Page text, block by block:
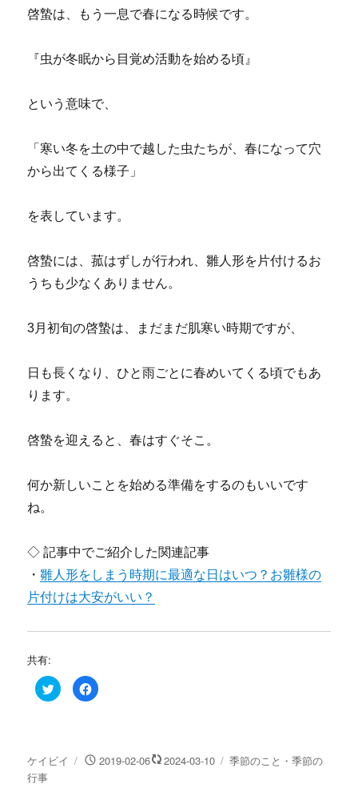
啓蟄は、もう一息で春になる時候です。
『虫が冬眠から目覚め活動を始める頃』
という意味で、
「寒い冬を土の中で越した虫たちが、春になって穴
から出てくる様子」
を表しています。
啓蟄には、菰はずしが行われ、雛人形を片付けるお
うちも少なくありません。
3月初旬の啓蟄は、まだまだ肌寒い時期ですが、
日も長くなり、ひと雨ごとに春めいてくる頃でもあ
ります。
啓蟄を迎えると、春はすぐそこ。
何か新しいことを始める準備をするのもいいです
ね。
◇ 記事中でご紹介した関連記事
・雛人形をしまう時期に最適な日はいつ？お雛様の
片付けは大安がいい？
共有:
ク
リ
w
i
F
a
k
で
投
稿
ケイビイ
投 2019-02-06 2024-03-10
カ
季節のこと・季節の
行事